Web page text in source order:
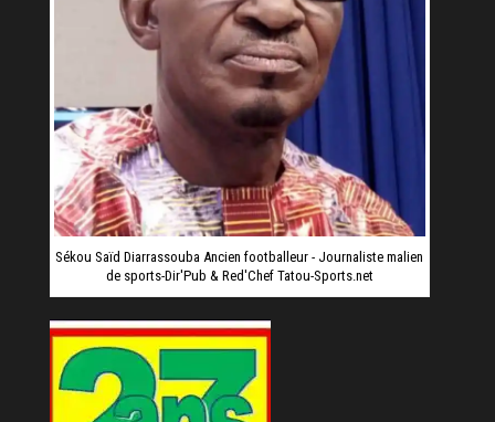
Sékou Saïd Diarrassouba Ancien footballeur - Journaliste malien
de sports-Dir'Pub & Red'Chef Tatou-Sports.net